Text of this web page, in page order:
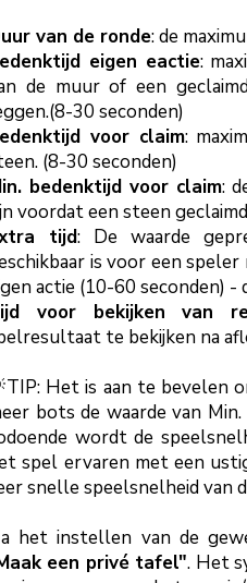
van de ronde: de
eigen eactie:
de muur of een
30 seconden)
voor claim:
(8-30 seconden)
bedenktijd voor claim:
voordat een steengeclaimd
tijd: De waarde
is voor een
actie (10-60 seconden) -
voor bekijken van
te bekijken na
Het is aan te bevelen
bots de waarde van
wordt de
spel ervaren met een
snelle speelsnelheid van
het instellen van de
een privé tafel". Het